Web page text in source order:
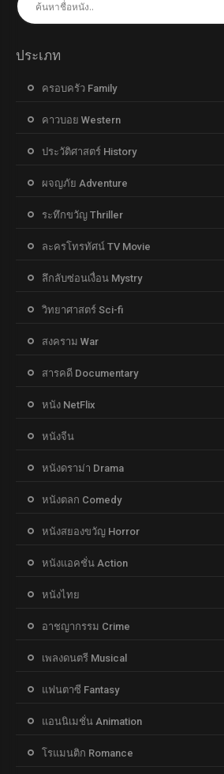
ประเภท
ครอบครัว Family
คาวบอย Western
ประวัติศาสตร์ History
ผจญภัย Adventure
ระทึกขวัญ Thriller
ละครโทรทัศน์ TV Movie
ลึกลับซ่อนเงื่อน Mystry
วิทยาศาสตร์ Sci-fi
สงคราม War
สารคดี Documentary
หนัง NetFlix
หนังจีน
หนังดราม่า Drama
หนังตลก Comedy
หนังสยองขวัญ Horror
หนังแอคชั่น Action
หนังไทย
อาชญากรรม Crime
เพลงดนตรี Musical
แฟนตาซี Fantasy
แอนนิเมชั่น Animation
โรแมนติก Romance